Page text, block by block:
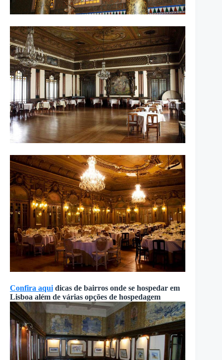
Confira aqui dicas de bairros onde se hospedar em
Lisboa além de várias opções de hospedagem